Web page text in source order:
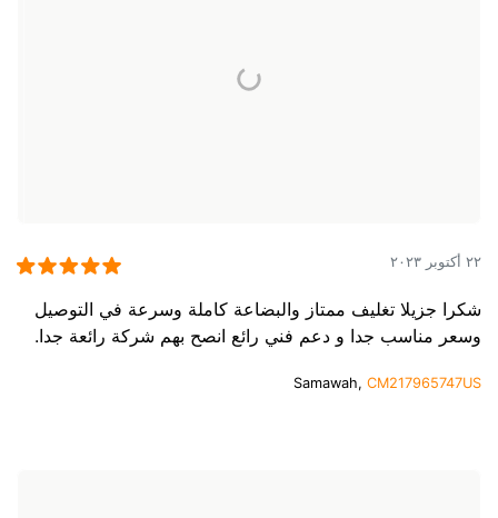
٢٢ أكتوبر ٢٠٢٣
شكرا جزيلا تغليف ممتاز والبضاعة كاملة وسرعة في التوصيل
وسعر مناسب جدا و دعم فني رائع انصح بهم شركة رائعة جدا.
Samawah, CM217965747US